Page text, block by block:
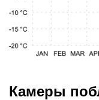
Камеры